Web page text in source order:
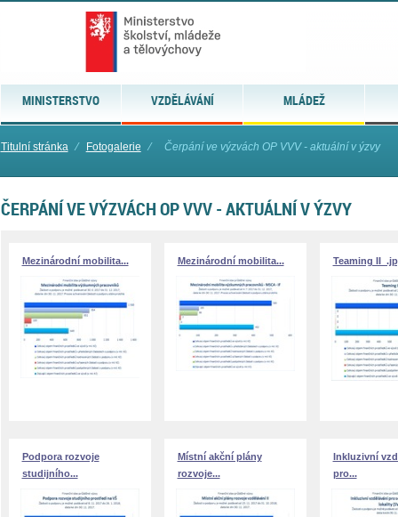
MINISTERSTVO VZDĚLÁVÁNÍ MLÁDEŽ
Titulní stránka ⁄ Fotogalerie ⁄ Čerpání ve výzvách OP VVV - aktuální v ýzvy
ČERPÁNÍ VE VÝZVÁCH OP VVV - AKTUÁLNÍ V ÝZVY
Mezinárodní mobilita... Mezinárodní mobilita... Teaming
Podpora rozvoje
studijního...
Místní akční plány
rozvoje...
Inkluzivní
pro...